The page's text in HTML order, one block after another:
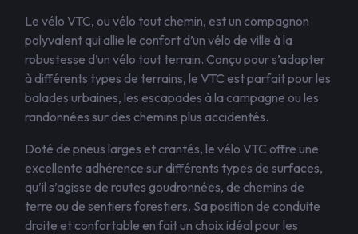
Le vélo VTC, ou vélo tout chemin, est un compagnon
polyvalent qui allie le confort d’un vélo de ville à la
robustesse d’un vélo tout terrain. Conçu pour s’adapter
à différents types de terrains, le VTC est parfait pour les
balades urbaines, les escapades à la campagne ou les
randonnées sur des chemins plus accidentés.
Doté de pneus larges et crantés, le vélo VTC offre une
excellente adhérence sur différents types de surfaces,
qu’il s’agisse de routes goudronnées, de chemins de
terre ou de sentiers forestiers. Sa position de conduite
droite et confortable en fait un choix idéal pour les